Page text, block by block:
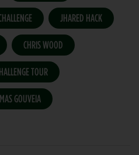
JHARED HACK
CHRIS WOOD
TOUR
GOUVEIA